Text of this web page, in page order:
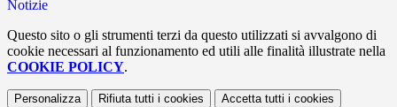
Notizie
Questo sito o gli strumenti terzi da questo utilizzati si avvalgono di
cookie necessari al funzionamento ed utili alle finalità illustrate nella
COOKIE POLICY.
Personalizza Rifiuta tutti i cookies Accetta tutti i cookies